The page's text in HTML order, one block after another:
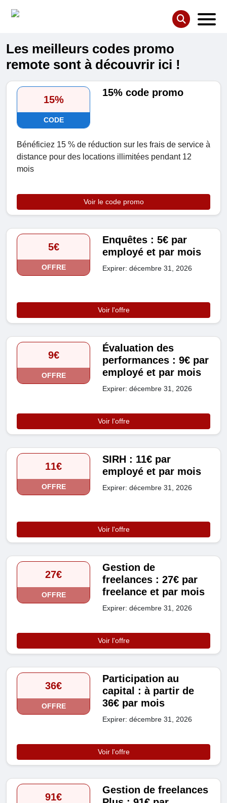
Les meilleurs codes promo
remote sont à découvrir ici !
15%
CODE
15% code promo
Bénéficiez 15 % de réduction sur les frais de service à
distance pour des locations illimitées pendant 12
mois
Voir le code promo
5€
OFFRE
Enquêtes : 5€ par
employé et par mois
Expirer: décembre 31, 2026
Voir l'offre
9€
OFFRE
Évaluation des
performances : 9€ par
employé et par mois
Expirer: décembre 31, 2026
Voir l'offre
11€
OFFRE
SIRH : 11€ par
employé et par mois
Expirer: décembre 31, 2026
Voir l'offre
27€
OFFRE
Gestion de
freelances : 27€ par
freelance et par mois
Expirer: décembre 31, 2026
Voir l'offre
36€
OFFRE
Participation au
capital : à partir de
36€ par mois
Expirer: décembre 31, 2026
Voir l'offre
91€
Gestion de freelances